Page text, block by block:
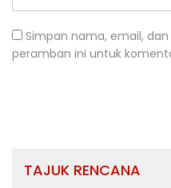
Simpan nama, email,
peramban ini untuk
TAJUK RENCANA